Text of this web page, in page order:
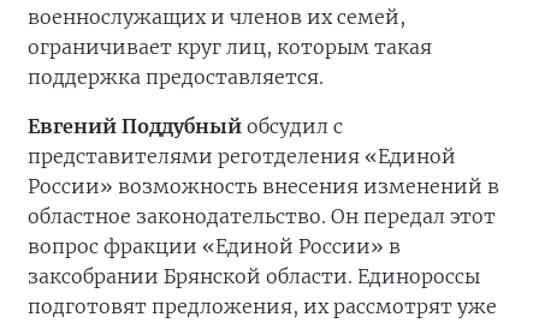
военнослужащих и членов их семей,
ограничивает круг лиц, которым такая
поддержка предоставляется.
Евгений Поддубный обсудил с
представителями реготделения «Единой
России» возможность внесения изменений в
областное законодательство. Он передал этот
вопрос фракции «Единой России» в
заксобрании Брянской области. Единороссы
подготовят предложения, их рассмотрят уже